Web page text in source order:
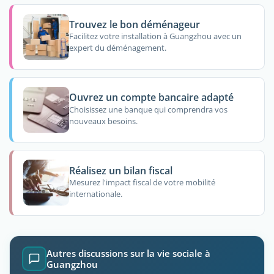
Trouvez le bon déménageur
Facilitez votre installation à Guangzhou avec un
expert du déménagement.
Ouvrez un compte bancaire adapté
Choisissez une banque qui comprendra vos
nouveaux besoins.
Réalisez un bilan fiscal
Mesurez l'impact fiscal de votre mobilité
internationale.
Autres discussions sur la vie sociale à
Guangzhou